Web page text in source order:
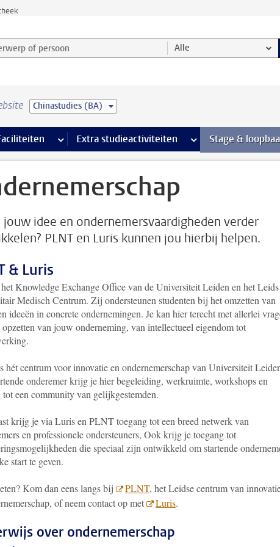
of persoon en selecteer categorie Alle
Chinastudies (BA)
pagina’s
meer Faciliteiten pagina’s
Extra studieactiviteiten meer Extra
Stage &
idee en ondernemersvaardigheden verder
PLNT en Luris kunnen jou hierbij helpen.
& Luris
Knowledge Exchange Office van de Universiteit Leiden en het Leids
Medisch Centrum. Zij ondersteunen studenten bij het omzetten van
ideeën in concrete ondernemingen. Je kan hier terecht met allerlei
opzetten van jouw onderneming, van intellectueel eigendom tot
hét centrum voor innovatie en ondernemerschap van Universiteit
onderemer krijg je hier begeleiding, werkruimte, workshops en
tot een community van gelijkgestemden.
krijg je via Luris en PLNT toegang tot een breed netwerk van
en professionele ondersteuners, Ook krijg je toegang tot
die speciaal zijn ontwikkeld om startende
start te geven.
Kom dan eens langs bij PLNT, het Leidse centrum van
of neem contact op met
Luris.
over ondernemerschap